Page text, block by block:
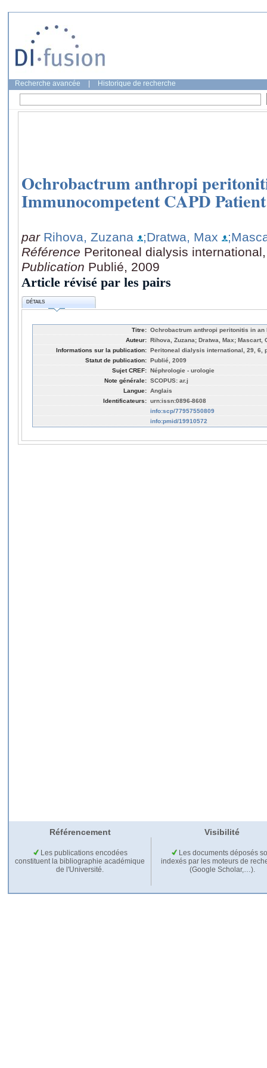
Recherche avancée Historique de recherche
Ochrobactrum anthropi
Immunocompetent CAPD Patient
par Rihova, Zuzana ;Dratwa, Max
Référence Peritoneal dialysis
Publication Publié, 2009
Article révisé par les pairs
DÉTAILS
Titre: Ochrobactrum anthropi peritonitis in an
Auteur: Rihova, Zuzana; Dratwa, Max; Mascart,
Informations sur la publication: Peritoneal dialysis international, 29, 6,
Statut de publication: Publié, 2009
Sujet CREF: Néphrologie - urologie
Note générale: SCOPUS: ar.j
Langue: Anglais
Identificateurs: urn:issn:0896-8608
info:scp/77957550809
info:pmid/19910572
Référencement Visibilité
Les publications encodées
constituent la bibliographie académique
de l'Université.
Les documents déposés
indexés par les moteurs de
(Google Scholar,…).